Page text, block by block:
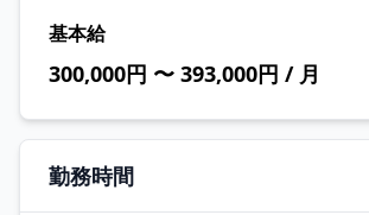
基本給
300,000円 〜 393,000円 / 月
勤務時間